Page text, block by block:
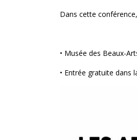
Dans cette
• Musée des Beaux-
• Entrée gratuite dans